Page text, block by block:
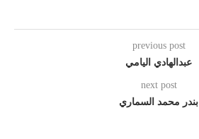
previous post
عبدالهادي اليامي
next post
بندر محمد السماري